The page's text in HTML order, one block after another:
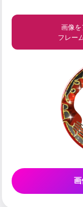
画像
フレー
画